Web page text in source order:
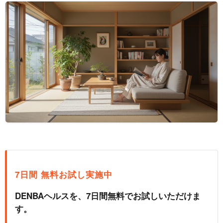
7日間 無料お試し実施中
DENBAヘルスを、7日間無料でお試しいただけま
す。